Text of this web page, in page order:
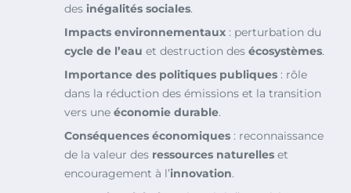
des inégalités sociales.
Impacts environnementaux : perturbation du
cycle de l’eau et destruction des écosystèmes.
Importance des politiques publiques : rôle
dans la réduction des émissions et la transition
vers une économie durable.
Conséquences économiques : reconnaissance
de la valeur des ressources naturelles et
encouragement à l’innovation.